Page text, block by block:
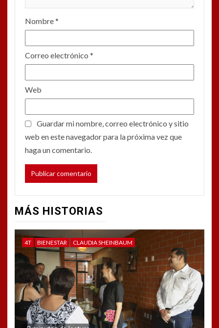
Nombre*
Correo electrónico *
Web
Guardar mi nombre, correo electrónico y sitio
web en este navegador para la próxima vez que
haga un comentario.
MÁS HISTORIAS
4T BIENESTAR CLAUDIA SHEINBAUM